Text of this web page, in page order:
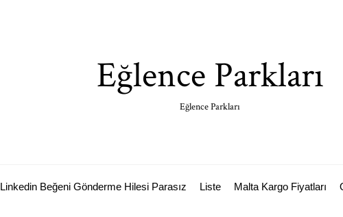
Eğlence Parkları
Eğlence Parkları
Linkedin Beğeni Gönderme Hilesi Parasız Liste Malta Kargo Fiyatları